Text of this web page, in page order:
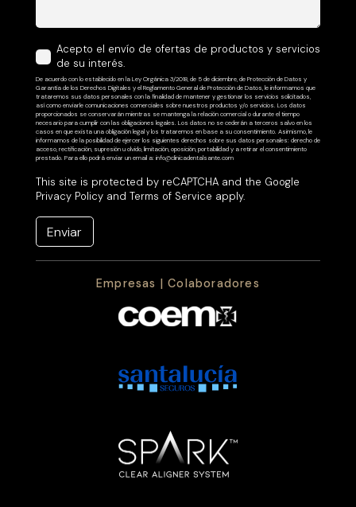
Acepto el envío de ofertas de productos y servicios
de su interés.
De acuerdo con lo establecido en la Ley Orgánica 3/2018, de 5 de diciembre, de Protección de Datos y
Garantía de los Derechos Digitales y el Reglamento General de Protección de Datos, le informamos que
trataremos sus datos personales con la finalidad de mantener y gestionar los servicios solicitados,
así como enviarle comunicaciones comerciales sobre nuestros productos y/o servicios. Los datos
proporcionados se conservarán mientras se mantenga la relación comercial o durante el tiempo
necesario para cumplir con las obligaciones legales. Los datos no se cederán a terceros salvo en los
casos en que exista una obligación legal y los trataremos en base a su consentimiento. Asimismo, le
informamos de la posibilidad de ejercer los siguientes derechos sobre sus datos personales: derecho de
acceso, rectificación, supresión u olvido, limitación, oposición, portabilidad y a retirar el consentimiento
prestado. Para ello podrá enviar un email a: info@clinicadentalsante.com
This site is protected by reCAPTCHA and the Google
Privacy Policyand Terms of Service apply.
Enviar
Empresas | Colaboradores